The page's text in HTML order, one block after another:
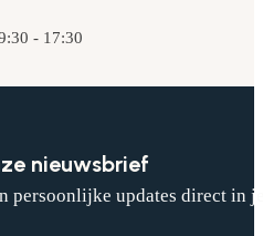
- 17:30
nieuwsbrief
persoonlijke updates direct in